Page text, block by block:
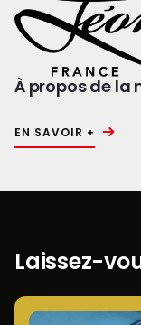
À propos de la
EN SAVOIR +
Laissez-